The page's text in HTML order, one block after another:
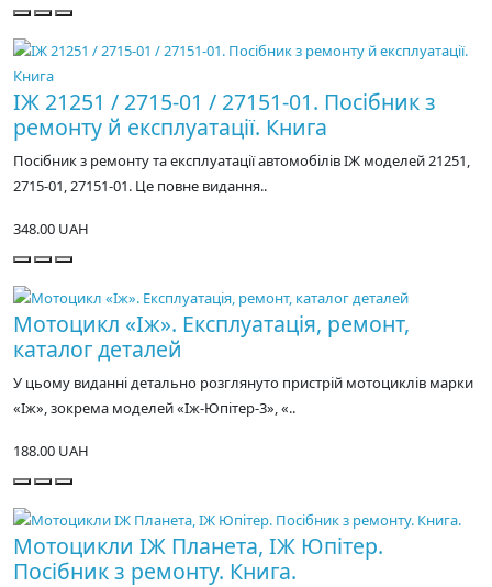
ІЖ 21251 / 2715-01 / 27151-01. Посібник з
ремонту й експлуатації. Книга
Посібник з ремонту та експлуатації автомобілів ІЖ моделей 21251,
2715-01, 27151-01. Це повне видання..
348.00 UAH
Мотоцикл «Іж». Експлуатація, ремонт,
каталог деталей
У цьому виданні детально розглянуто пристрій мотоциклів марки
«Іж», зокрема моделей «Іж-Юпітер-3», «..
188.00 UAH
Мотоцикли ІЖ Планета, ІЖ Юпітер.
Посібник з ремонту. Книга.